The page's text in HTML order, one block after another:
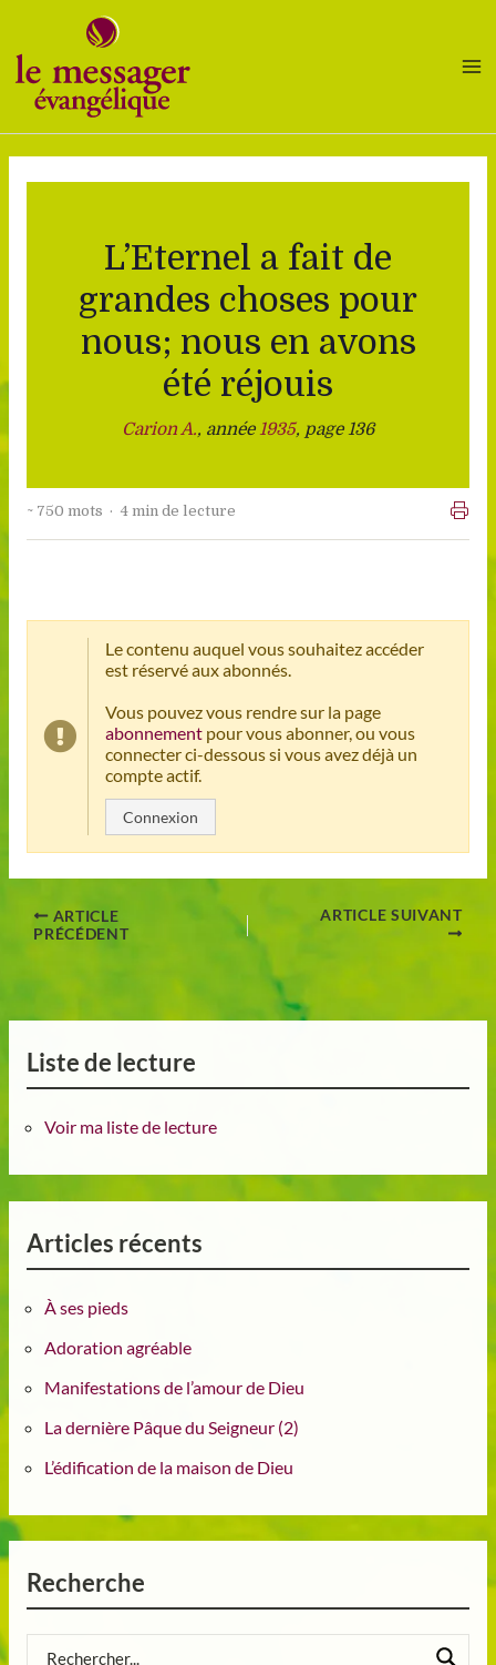
contenu
L’Eternel a fait de
grandes choses pour
nous; nous en avons
été réjouis
Carion A., année1935, page 136
~ 750 mots · 4 min de lecture
Le contenu auquel vous souhaitez accéder
est réservé aux abonnés.
Vous pouvez vous rendre sur la page
abonnementpour vous abonner, ou vous
connecter ci-dessous si vous avez déjà un
compte actif.
Connexion
ARTICLE
PRÉCÉDENT
ARTICLE SUIVANT
Liste de lecture
Voir ma liste de lecture
Articles récents
À ses pieds
Adoration agréable
Manifestations de l’amour de Dieu
La dernière Pâque du Seigneur (2)
L’édification de la maison de Dieu
Recherche